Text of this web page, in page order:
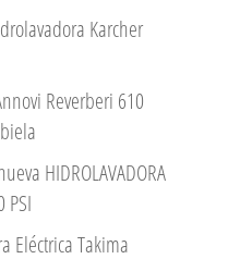
Karcher
Reverberi 610
HIDROLAVADORA
PSI
Eléctrica Takima